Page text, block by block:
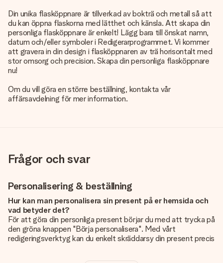
Din unika flasköppnare är tillverkad av bokträ och metall så att
du kan öppna flaskorna med lätthet och känsla. Att skapa din
personliga flasköppnare är enkelt! Lägg bara till önskat namn,
datum och/eller symboler i Redigerarprogrammet. Vi kommer
att gravera in din design i flasköppnaren av trä horisontalt med
stor omsorg och precision. Skapa din personliga flasköppnare
nu!
Om du vill göra en större beställning, kontakta vår
affärsavdelning för mer information.
Frågor och svar
Personalisering & beställning
Hur kan man personalisera sin present på er hemsida och
vad betyder det?
För att göra din personliga present börjar du med att trycka på
den gröna knappen "Börja personalisera". Med vårt
redigeringsverktyg kan du enkelt skräddarsy din present precis